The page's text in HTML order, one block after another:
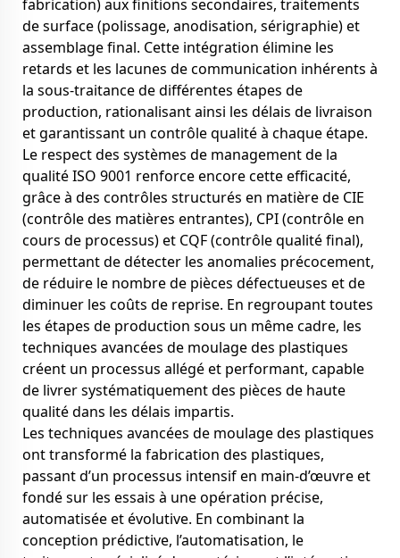
fabrication) aux finitions secondaires, traitements
de surface (polissage, anodisation, sérigraphie) et
assemblage final. Cette intégration élimine les
retards et les lacunes de communication inhérents à
la sous-traitance de différentes étapes de
production, rationalisant ainsi les délais de livraison
et garantissant un contrôle qualité à chaque étape.
Le respect des systèmes de management de la
qualité ISO 9001 renforce encore cette efficacité,
grâce à des contrôles structurés en matière de CIE
(contrôle des matières entrantes), CPI (contrôle en
cours de processus) et CQF (contrôle qualité final),
permettant de détecter les anomalies précocement,
de réduire le nombre de pièces défectueuses et de
diminuer les coûts de reprise. En regroupant toutes
les étapes de production sous un même cadre, les
techniques avancées de moulage des plastiques
créent un processus allégé et performant, capable
de livrer systématiquement des pièces de haute
qualité dans les délais impartis.
Les techniques avancées de moulage des plastiques
ont transformé la fabrication des plastiques,
passant d’un processus intensif en main-d’œuvre et
fondé sur les essais à une opération précise,
automatisée et évolutive. En combinant la
conception prédictive, l’automatisation, le